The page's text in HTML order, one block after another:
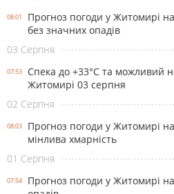
08:01
Прогноз погоди у Житомирі
без значних опадів
03 Серпня
07:53
Спека до +33°С та можливий
Житомирі 03 серпня
02 Серпня
08:03
Прогноз погоди у Житомирі
мінлива хмарність
01 Серпня
07:54
Прогноз погоди у Житомирі